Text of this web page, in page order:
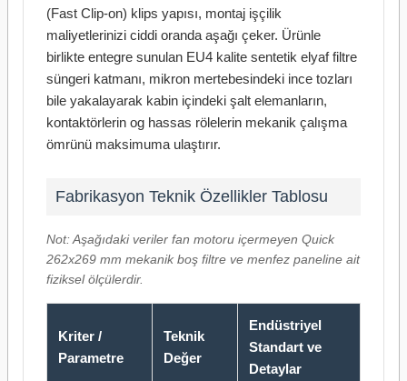
(Fast Clip-on) klips yapısı, montaj işçilik
maliyetlerinizi ciddi oranda aşağı çeker. Ürünle
birlikte entegre sunulan EU4 kalite sentetik elyaf filtre
süngeri katmanı, mikron mertebesindeki ince tozları
bile yakalayarak kabin içindeki şalt elemanların,
kontaktörlerin og hassas rölelerin mekanik çalışma
ömrünü maksimuma ulaştırır.
Fabrikasyon Teknik Özellikler Tablosu
Not: Aşağıdaki veriler fan motoru içermeyen Quick
262x269 mm mekanik boş filtre ve menfez paneline ait
fiziksel ölçülerdir.
Kriter /
Parametre
Teknik
Değer
Endüstriyel
Standart ve
Detaylar